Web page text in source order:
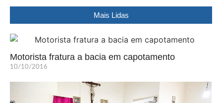
Mais Lidas
Motorista fratura a bacia em capotamento
10/10/2016